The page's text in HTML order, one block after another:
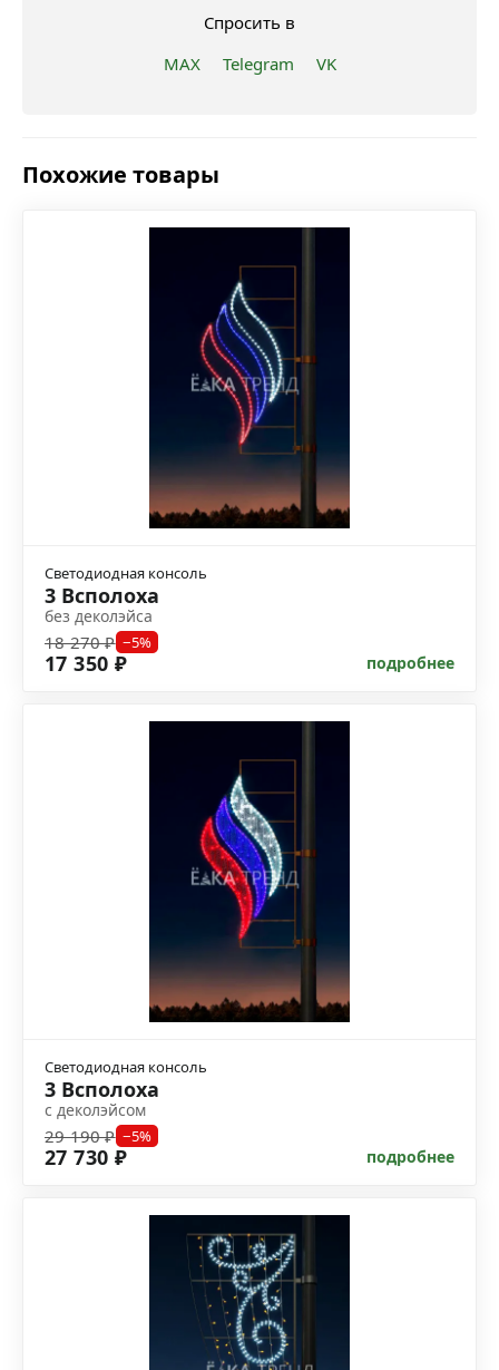
Спросить в
MAX
Telegram VK
Похожие товары
Светодиодная консоль
3 Всполоха
без деколэйса
18 270 ₽ −5%
17 350 ₽ подробнее
Светодиодная консоль
3 Всполоха
с деколэйсом
29 190 ₽ −5%
27 730 ₽ подробнее